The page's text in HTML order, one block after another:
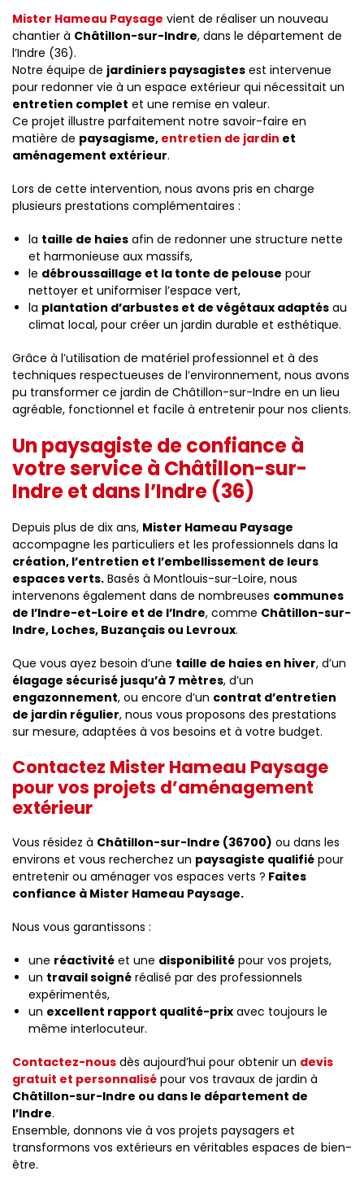
Mister Hameau Paysage vient de réaliser un nouveau
chantier à Châtillon-sur-Indre, dans le département de
l’Indre (36).
Notre équipe de jardiniers paysagistes est intervenue
pour redonner vie à un espace extérieur qui nécessitait un
entretien complet et une remise en valeur.
Ce projet illustre parfaitement notre savoir-faire en
matière de paysagisme, entretien de jardin et
aménagement extérieur.
Lors de cette intervention, nous avons pris en charge
plusieurs prestations complémentaires :
la taille de haies afin de redonner une structure nette
et harmonieuse aux massifs,
le débroussaillage et la tonte de pelouse pour
nettoyer et uniformiser l’espace vert,
la plantation d’arbustes et de végétaux adaptés au
climat local, pour créer un jardin durable et esthétique.
Grâce à l’utilisation de matériel professionnel et à des
techniques respectueuses de l’environnement, nous avons
pu transformer ce jardin de Châtillon-sur-Indre en un lieu
agréable, fonctionnel et facile à entretenir pour nos clients.
Un paysagiste de confiance à
votre service à Châtillon-sur-
Indre et dans l’Indre (36)
Depuis plus de dix ans, Mister Hameau Paysage
accompagne les particuliers et les professionnels dans la
création, l’entretien et l’embellissement de leurs
espaces verts. Basés à Montlouis-sur-Loire, nous
intervenons également dans de nombreuses communes
de l’Indre-et-Loire et de l’Indre, comme Châtillon-sur-
Indre, Loches, Buzançais ou Levroux.
Que vous ayez besoin d’une taille de haies en hiver, d’un
élagage sécurisé jusqu’à 7 mètres, d’un
engazonnement, ou encore d’un contrat d’entretien
de jardin régulier, nous vous proposons des prestations
sur mesure, adaptées à vos besoins et à votre budget.
Contactez Mister Hameau Paysage
pour vos projets d’aménagement
extérieur
Vous résidez à Châtillon-sur-Indre (36700) ou dans les
environs et vous recherchez un paysagiste qualifié pour
entretenir ou aménager vos espaces verts ? Faites
confiance à Mister Hameau Paysage.
Nous vous garantissons :
une réactivité et une disponibilité pour vos projets,
un travail soigné réalisé par des professionnels
expérimentés,
un excellent rapport qualité-prix avec toujours le
même interlocuteur.
Contactez-nous dès aujourd’hui pour obtenir un devis
gratuit et personnalisé pour vos travaux de jardin à
Châtillon-sur-Indre ou dans le département de
l’Indre.
Ensemble, donnons vie à vos projets paysagers et
transformons vos extérieurs en véritables espaces de bien-
être.